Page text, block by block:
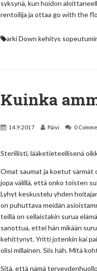
syksynä, kun hoidon
rentoilija ja ottaa go with the
arkiDown kehitys
Kuinka
14.9.2017 Päivi 0
Steriilisti, lääketieteellisenä
Omat saumat ja koetut särmät
jopa välillä, että onko toisten
Lyhyt keskustelu yhden
on puhuttava meidän
teillä on sellaistakin surua
sanottua, ettei hän mikään
kehittynyt. Yritti jotenkin kai
olisi millainen. Siis häh. Mitä
Sitä, että nämä